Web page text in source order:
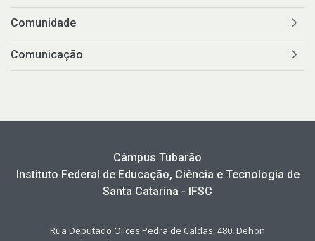
Comunidade
Comunicação
Câmpus Tubarão
Instituto Federal de Educação, Ciência e Tecnologia de
Santa Catarina - IFSC
Rua Deputado Olices Pedra de Caldas, 480, Dehon